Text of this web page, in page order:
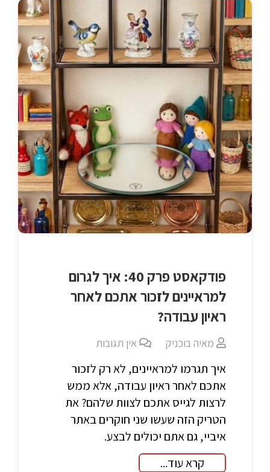
פודקאסט פרק 40: איך לגרום
למראיינים לזכור אתכם לאחר
ראיון עבודה?
מאיה בוכניק אין תגובות
איך תגרמו למראיינים, לא רק לזכור
אתכם לאחר ראיון עבודה, אלא ממש
לרצות לגייס אתכם לצוות שלהם? את
הטריק הזה שעשו שני חוקרים באתר
איביי, גם אתם יכולים לבצע.
קרא עוד...